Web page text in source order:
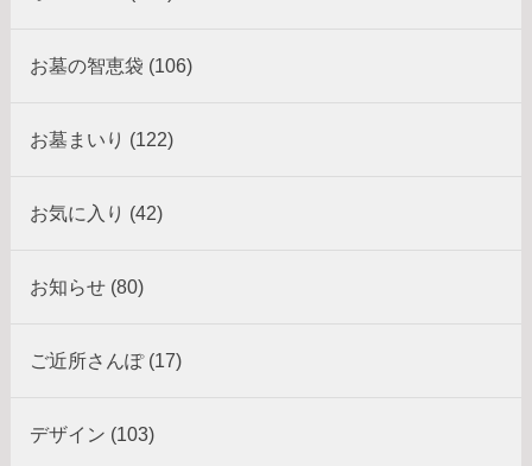
お墓の智恵袋 (106)
お墓まいり (122)
お気に入り (42)
お知らせ (80)
ご近所さんぽ (17)
デザイン (103)